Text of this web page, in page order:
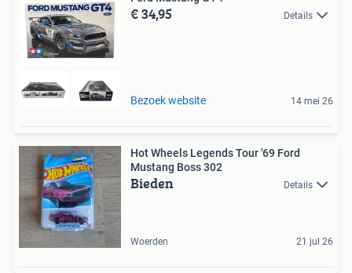
€ 34,95 Details
Bezoek website 14 mei 26
Hot Wheels Legends Tour '69 Ford
Mustang Boss 302
Bieden Details
Woerden 21 jul 26